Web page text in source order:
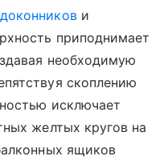
и
приподнимает
необходимую
скоплению
исключает
желтых кругов на
ящиков